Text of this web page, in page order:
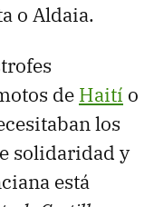
o Aldaia.
de Haití o
los
solidaridad y
está